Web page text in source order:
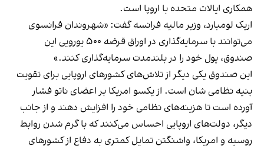
همکاری ایالات متحده با اروپا است.
اریک لومبارد، وزیر مالیه فرانسه گفت: «شهروندان فرانسوی
می‌توانند با سرمایه‌گذاری در اوراق قرضه ۵۰۰ یورویی این
صندوق، پول خود را در بلندمدت سرمایه‌گذاری کنند.»
این صندوق یکی دیگر از تلاش‌های کشورهای اروپایی برای تقویت
بنیه نظامی شان است. از یکسو امریکا بر اعضای ناتو فشار
آورده است تا هزینه‌های نظامی خود را افزایش دهند و از جانب
دیگر، دولت‌های اروپایی احساس می‌کنند که با گرم شدن روابط
روسیه و امریکا، واشنگتن تمایل کمتری به دفاع از کشورهای